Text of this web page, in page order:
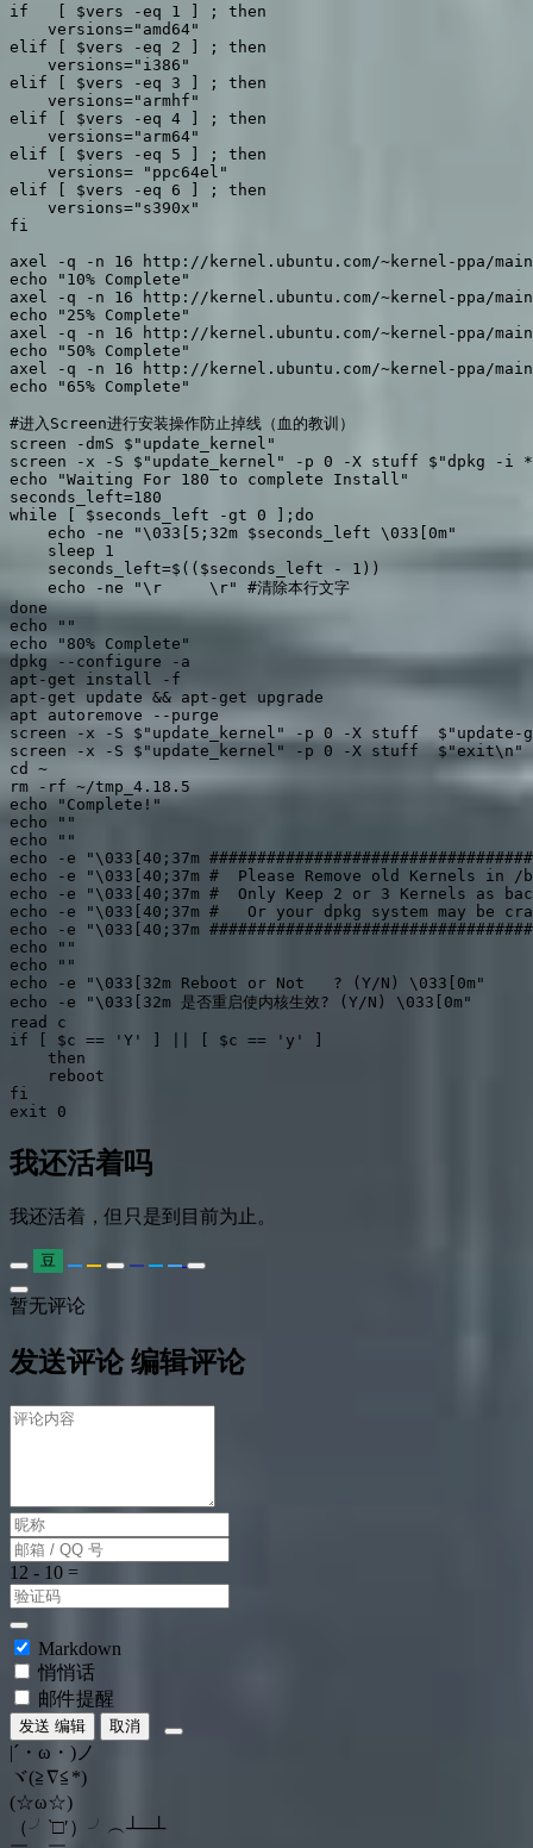
if   [ $vers -eq 1 ] ; then
    versions="amd64"
elif [ $vers -eq 2 ] ; then
    versions="i386"
elif [ $vers -eq 3 ] ; then
    versions="armhf"
elif [ $vers -eq 4 ] ; then
    versions="arm64"
elif [ $vers -eq 5 ] ; then
    versions= "ppc64el"
elif [ $vers -eq 6 ] ; then
    versions="s390x"
fi
axel -q -n 16 http://kernel.ubuntu.com/~kernel-ppa/
echo "10% Complete"
axel -q -n 16 http://kernel.ubuntu.com/~kernel-ppa/
echo "25% Complete"
axel -q -n 16 http://kernel.ubuntu.com/~kernel-ppa/
echo "50% Complete"
axel -q -n 16 http://kernel.ubuntu.com/~kernel-ppa/
echo "65% Complete"
#进入Screen进行安装操作防止掉线（血的教训）
screen -dmS $"update_kernel"
screen -x -S $"update_kernel" -p 0 -X stuff $"dpkg -i
echo "Waiting For 180 to complete Install"
seconds_left=180
while [ $seconds_left -gt 0 ];do
    echo -ne "\033[5;32m $seconds_left \033[0m"
    sleep 1
    seconds_left=$(($seconds_left - 1))
    echo -ne "\r     \r" #清除本行文字
done
echo ""
echo "80% Complete"
dpkg --configure -a
apt-get install -f
apt-get update && apt-get upgrade
apt autoremove --purge
screen -x -S $"update_kernel" -p 0 -X stuff  $"update-
screen -x -S $"update_kernel" -p 0 -X stuff  $"exit\n"
cd ~
rm -rf ~/tmp_4.18.5
echo "Complete!"
echo ""
echo ""
echo -e "\033[40;37m
echo -e "\033[40;37m #  Please Remove old Kernels in
echo -e "\033[40;37m #  Only Keep 2 or 3 Kernels as
echo -e "\033[40;37m #   Or your dpkg system may be
echo -e "\033[40;37m
echo ""
echo ""
echo -e "\033[32m Reboot or Not   ? (Y/N) \033[0m"
echo -e "\033[32m 是否重启使内核生效? (Y/N) \033[0m"
read c
if [ $c == 'Y' ] || [ $c == 'y' ]
    then
    reboot
fi
我还活着吗
我还活着，但只是到目前为止。
豆
暂无评论
发送评论 编辑评论
Markdown
悄悄话
邮件提醒
发送 编辑 取消
|´・ω・)ノ
ヾ(≧∇≦*)ゝ
(☆ω☆)
（╯‵□′）╯︵┴─┴